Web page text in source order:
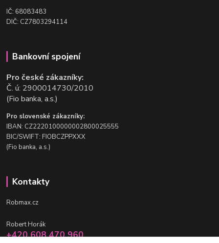
IČ: 68083483
DIČ: CZ7803294114
Bankovní spojení
Pro české zákazníky:
Č. ú: 2900014730/2010
(Fio banka, a.s.)
Pro slovenské zákazníky:
IBAN: CZ2220100000002800025555
BIC/SWIFT: FIOBCZPPXXX
(Fio banka, a.s.)
Kontakty
Robmax.cz
Robert Horák
+420 608 470 960